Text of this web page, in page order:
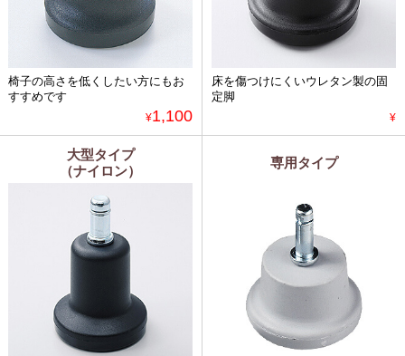
椅子の高さを低くしたい方にもお
すすめです
¥1,100
床を傷つけにくいウレタン製の固
定脚
¥
大型タイプ
（ナイロン）
専用タイプ